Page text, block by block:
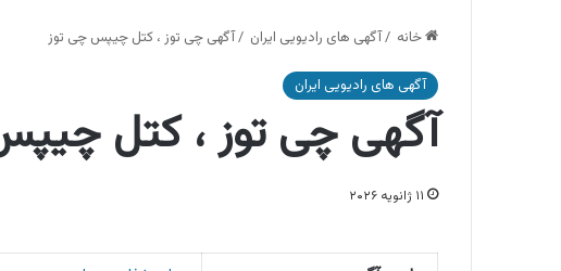
خانه /آگهی های رادیویی ایران /آگهی چی توز ، کتل چیپس چی توز
آگهی های رادیویی ایران
آگهی چی توز ، کتل
۱۱ ژانویه ۲۰۲۶